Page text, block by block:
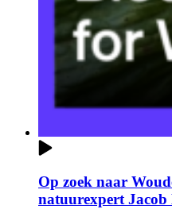
Op zoek naar
natuurexpert Jacob